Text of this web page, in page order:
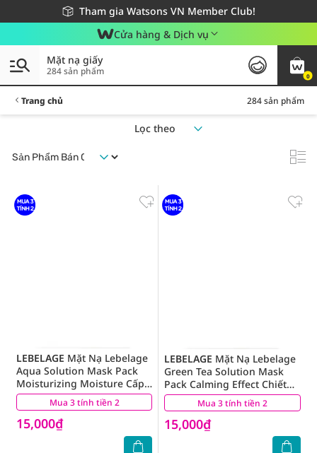
Tham gia Watsons VN Member Club!
Miễn phí giao hàng cho đơn hàng từ 249,000Đ
Giao hàng nhanh 24h - Áp dụng khu vực TP. Hồ Chí Minh
Cửa hàng & Dịch vụ
0
Mặt nạ giấy
284 sản phẩm
Trang chủ 284 sản phẩm
Lọc theo
Mua 3 tính tiền 2
LEBELAGE Mặt Nạ Lebelage
Aqua Solution Mask Pack
Moisturizing Moisture Cấp
Nước 25g
15,000₫
(53) Mua 3 tính tiền 2
LEBELAGE Mặt Nạ Lebelage
Green Tea Solution Mask
Pack Calming Effect Chiết
Xuất Trà Xanh 25g
15,000₫
(42)